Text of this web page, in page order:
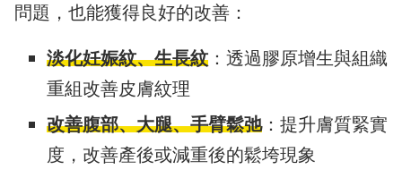
問題，也能獲得良好的改善：
淡化妊娠紋、生長紋 ：透過膠原增生與組織
重組改善皮膚紋理
改善腹部、大腿、手臂鬆弛：提升膚質緊實
度，改善產後或減重後的鬆垮現象